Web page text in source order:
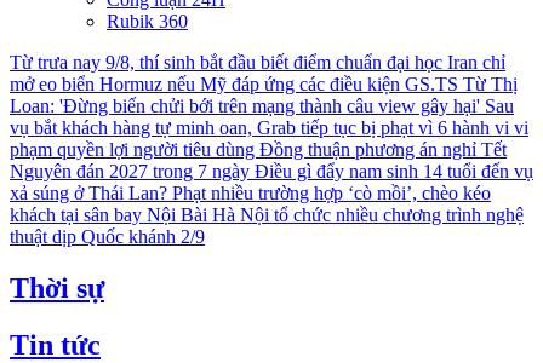
Rubik 360
Từ trưa nay 9/8, thí sinh bắt đầu biết điểm chuẩn đại học Iran chỉ
mở eo biển Hormuz nếu Mỹ đáp ứng các điều kiện GS.TS Từ Thị
Loan: 'Đừng biến chửi bới trên mạng thành câu view gây hại' Sau
vụ bắt khách hàng tự minh oan, Grab tiếp tục bị phạt vì 6 hành vi vi
phạm quyền lợi người tiêu dùng Đồng thuận phương án nghỉ Tết
Nguyên đán 2027 trong 7 ngày Điều gì đẩy nam sinh 14 tuổi đến vụ
xả súng ở Thái Lan? Phạt nhiều trường hợp ‘cò mồi’, chèo kéo
khách tại sân bay Nội Bài Hà Nội tổ chức nhiều chương trình nghệ
thuật dịp Quốc khánh 2/9
Thời sự
Tin tức